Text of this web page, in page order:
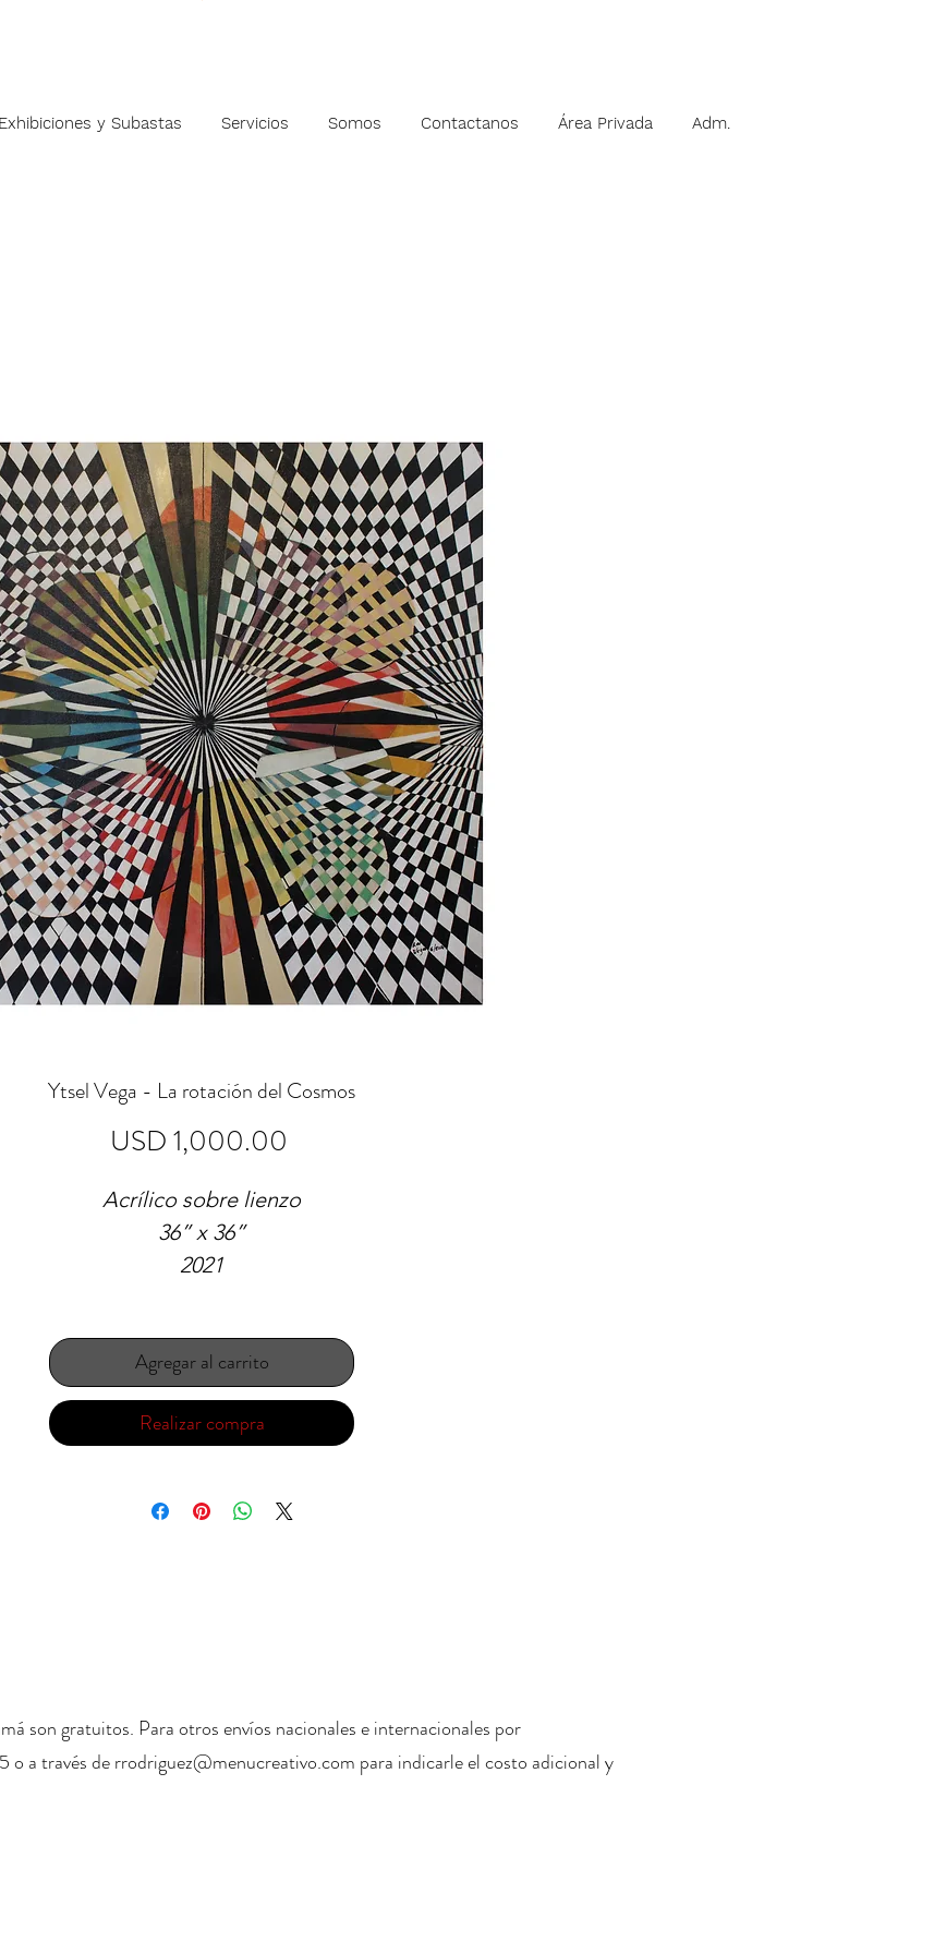
Exhibiciones y Subastas Servicios Somos Contactanos Área Privada Adm.
Ytsel Vega - La rotación del Cosmos
USD 1,000.00
Acrílico sobre lienzo
36” x 36”
2021
Agregar al carrito
Realizar compra
son gratuitos. Para otros envíos nacionales e internacionales por
a través derrodriguez@menucreativo.com para indicarle el costo adicional y